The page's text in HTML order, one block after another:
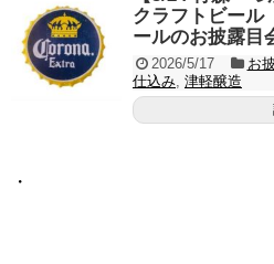
クラフトビール
ールのお披露目
2026/5/17 お
仕込み, 津軽醸造
・